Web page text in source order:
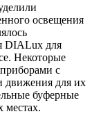
освещения
DIALux для
Некоторые
с
движения для их
буферные
местах.